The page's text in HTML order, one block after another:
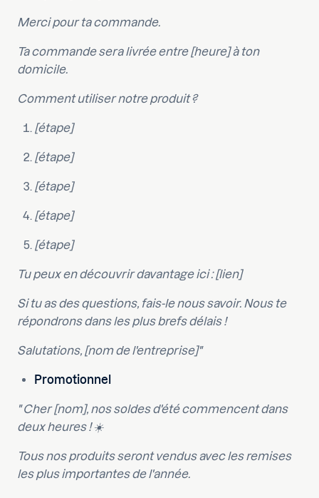
Merci pour ta commande.
Ta commande sera livrée entre [heure] à ton
domicile.
Comment utiliser notre produit ?
[étape]
[étape]
[étape]
[étape]
[étape]
Tu peux en découvrir davantage ici : [lien]
Si tu as des questions, fais-le nous savoir. Nous te
répondrons dans les plus brefs délais !
Salutations, [nom de l'entreprise]"
Promotionnel
" Cher [nom], nos soldes d'été commencent dans
deux heures ! ☀️
Tous nos produits seront vendus avec les remises
les plus importantes de l'année.